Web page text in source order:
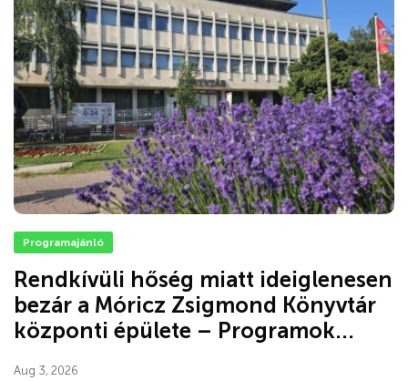
Programajánló
Rendkívüli hőség miatt ideiglenesen
bezár a Móricz Zsigmond Könyvtár
központi épülete – Programok...
Aug 3, 2026